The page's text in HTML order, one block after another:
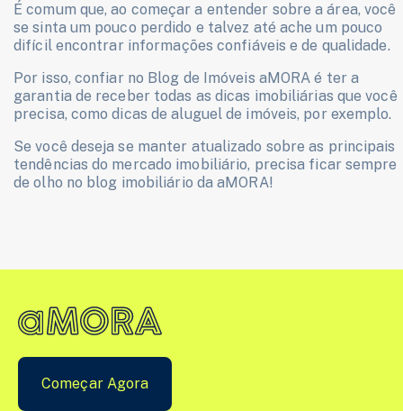
É comum que, ao começar a entender sobre a área, você
se sinta um pouco perdido e talvez até ache um pouco
difícil encontrar informações confiáveis e de qualidade.
Por isso, confiar no Blog de Imóveis aMORA é ter a
garantia de receber todas as dicas imobiliárias que você
precisa, como dicas de aluguel de imóveis, por exemplo.
Se você deseja se manter atualizado sobre as principais
tendências do mercado imobiliário, precisa ficar sempre
de olho no blog imobiliário da aMORA!
Começar Agora